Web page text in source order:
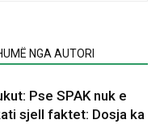
NGA AUTORI
Pse SPAK nuk e
sjell faktet: Dosja ka